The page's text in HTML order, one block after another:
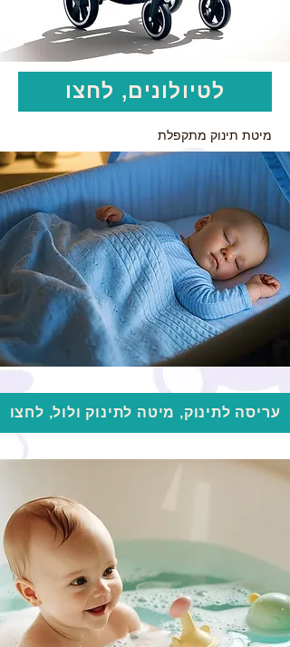
לטיולונים, לחצו
מיטת תינוק מתקפלת
עריסה לתינוק, מיטה לתינוק ולול, לחצו